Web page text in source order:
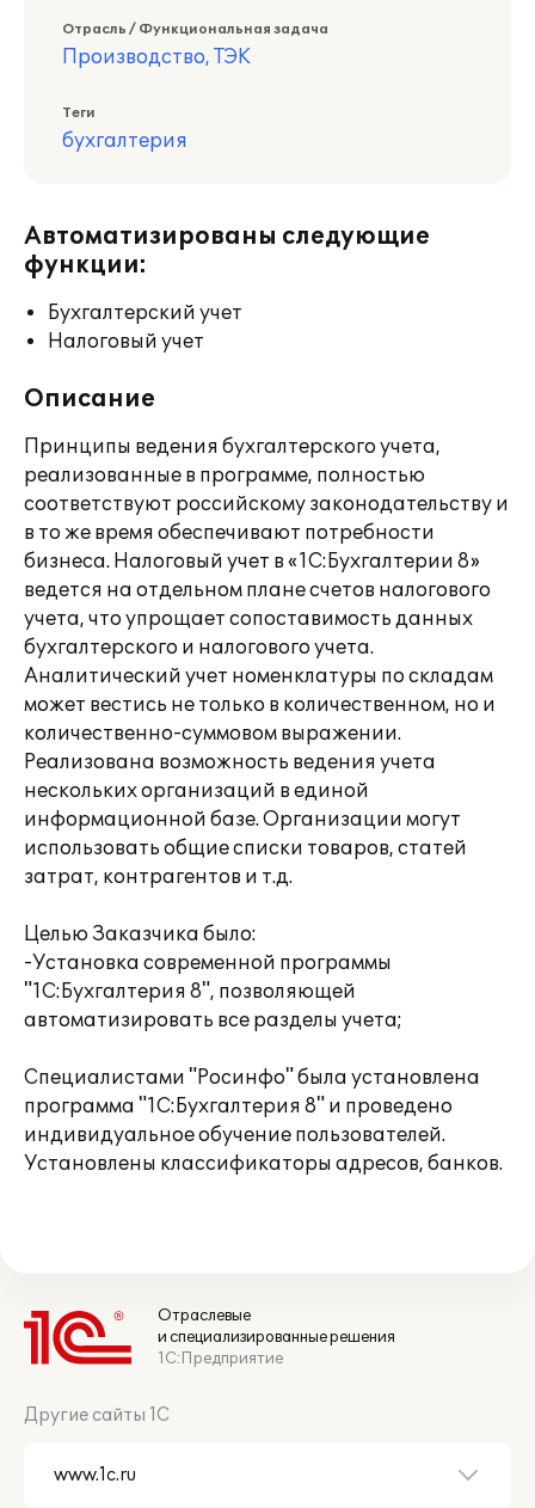
Отрасль / Функциональная задача
Производство, ТЭК
Теги
бухгалтерия
Автоматизированы следующие
функции:
Бухгалтерский учет
Налоговый учет
Описание
Принципы ведения бухгалтерского учета,
реализованные в программе, полностью
соответствуют российскому законодательству и
в то же время обеспечивают потребности
бизнеса. Налоговый учет в «1С:Бухгалтерии 8»
ведется на отдельном плане счетов налогового
учета, что упрощает сопоставимость данных
бухгалтерского и налогового учета.
Аналитический учет номенклатуры по складам
может вестись не только в количественном, но и
количественно-суммовом выражении.
Реализована возможность ведения учета
нескольких организаций в единой
информационной базе. Организации могут
использовать общие списки товаров, статей
затрат, контрагентов и т.д.
Целью Заказчика было:
-Установка современной программы
"1С:Бухгалтерия 8", позволяющей
автоматизировать все разделы учета;
Специалистами "Росинфо" была установлена
программа "1С:Бухгалтерия 8" и проведено
индивидуальное обучение пользователей.
Установлены классификаторы адресов, банков.
Отраслевые
и специализированные решения
1С:Предприятие
Другие сайты 1С